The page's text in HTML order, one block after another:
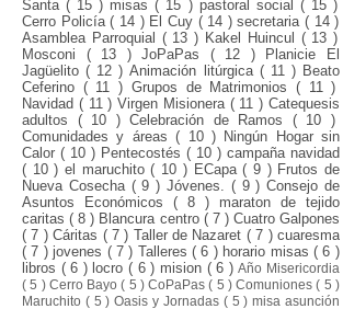
Santa( 15 ) misas( 15 ) pastoral social ( 15 )
Cerro Policía( 14 ) El Cuy ( 14 )secretaria( 14 )
Asamblea Parroquial ( 13 ) Kakel Huincul ( 13 )
Mosconi ( 13 )JoPaPas ( 12 )
Planicie El
Jagüelito( 12 )Animación litúrgica ( 11 ) Beato
Ceferino ( 11 ) Grupos de Matrimonios ( 11 )
Navidad ( 11 )Virgen Misionera ( 11 )Catequesis
adultos ( 10 ) Celebración de Ramos ( 10 )
Comunidades y áreas( 10 ) Ningún Hogar sin
Calor ( 10 ) Pentecostés ( 10 ) campaña navidad
( 10 )el maruchito( 10 ) ECapa( 9 ) Frutos de
Nueva Cosecha ( 9 )Jóvenes. ( 9 )Consejo de
Asuntos Económicos ( 8 ) maraton de tejido
caritas( 8 ) Blancura centro ( 7 ) Cuatro Galpones
( 7 )Cáritas ( 7 ) Taller de Nazaret ( 7 )cuaresma
( 7 ) jovenes ( 7 ) Talleres ( 6 ) horario misas ( 6 )
libros ( 6 ) locro( 6 ) mision ( 6 )Año Misericordia
( 5 ) Cerro Bayo( 5 ) CoPaPas( 5 ) Comuniones( 5 )
Maruchito ( 5 )Oasis y Jornadas ( 5 )misa asunción